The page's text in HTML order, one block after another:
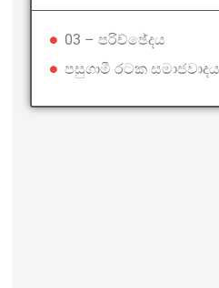
03 – පරිච්ඡේදය
පසුගාමී රටක